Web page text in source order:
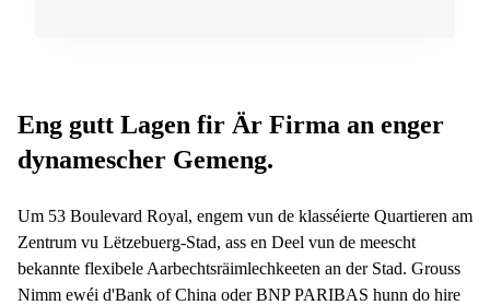
Eng gutt Lagen fir Är Firma an enger
dynamescher Gemeng.
Um 53 Boulevard Royal, engem vun de klasséierte Quartieren am
Zentrum vu Lëtzebuerg-Stad, ass en Deel vun de meescht
bekannte flexibele Aarbechtsräimlechkeeten an der Stad. Grouss
Nimm ewéi d'Bank of China oder BNP PARIBAS hunn do hire